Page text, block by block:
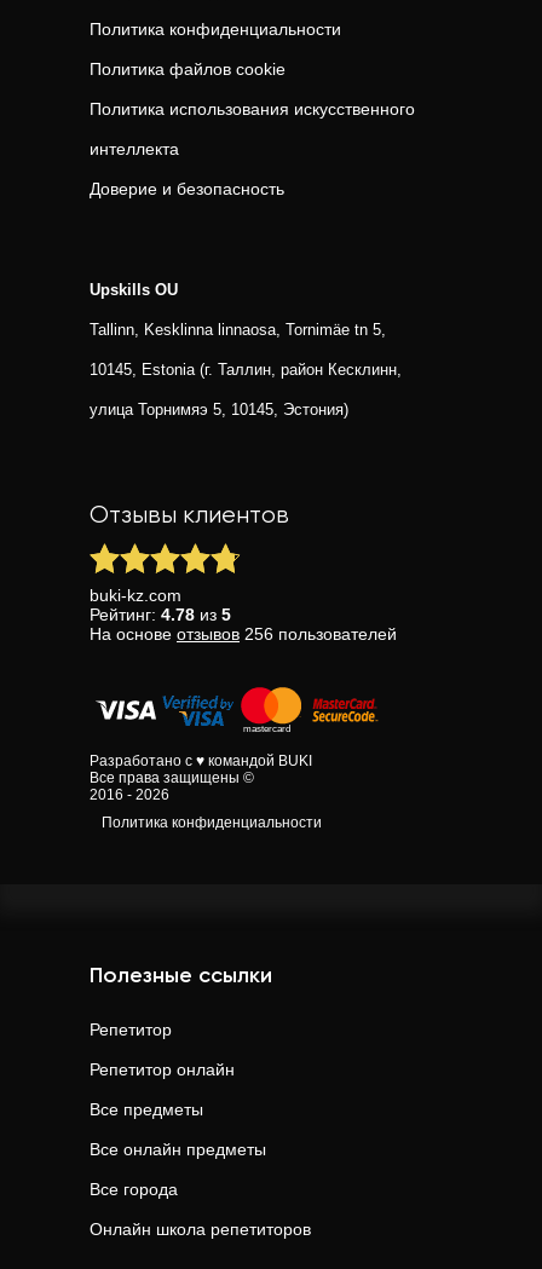
Политика конфиденциальности
Политика файлов cookie
Политика использования искусственного
интеллекта
Доверие и безопасность
Upskills OU
Tallinn, Kesklinna linnaosa, Tornimäe tn 5,
10145, Estonia (г. Таллин, район Кесклинн,
улица Торнимяэ 5, 10145, Эстония)
Отзывы клиентов
buki-kz.com
Рейтинг: 4.78 из 5
На основе отзывов 256 пользователей
Разработано с ♥ командой BUKI
Все права защищены ©
2016 - 2026
Политика конфиденциальности
Полезные ссылки
Репетитор
Репетитор онлайн
Все предметы
Все онлайн предметы
Все города
Онлайн школа репетиторов